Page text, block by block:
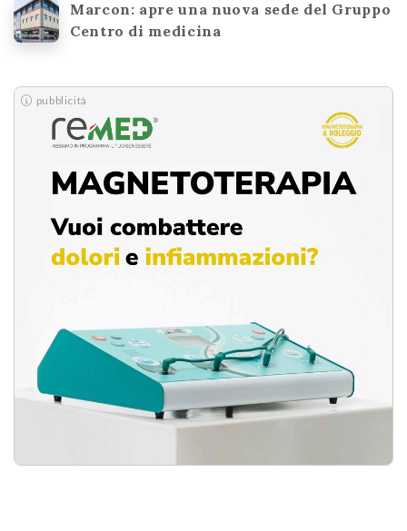
Marcon: apre una nuova sede del Gruppo
Centro di medicina
pubblicità